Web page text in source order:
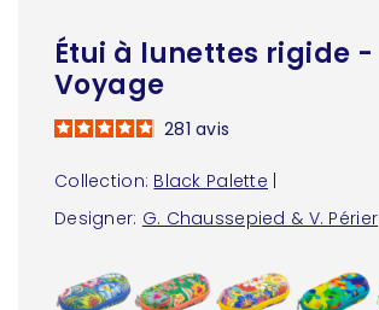
Étui à lunettes rigide -
Voyage
Collection: Black Palette
Designer: G. Chaussepied & V. Périer
281avis